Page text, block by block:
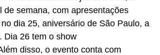
semana, com apresentações
dia 25, aniversário de São Paulo, a
Dia 26 tem o show
disso, o evento conta com